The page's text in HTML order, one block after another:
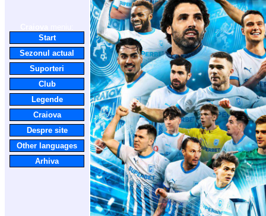
Start
Sezonul actual
Suporteri
Club
Legende
Craiova
Despre site
Other languages
Arhiva